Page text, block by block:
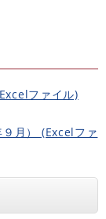
ファイル)
月） (Excelファ